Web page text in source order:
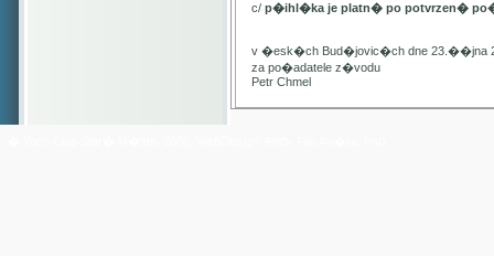
c/ p�ihl�ka je platn� po potvrzen�
v �esk�ch Bud�jovic�ch dne 23.��jna
za po�adatele z�vodu
Petr Chmel